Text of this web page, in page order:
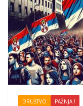
DRUŠTVO PAŽNJA !